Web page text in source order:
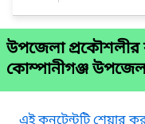
উপজেলা প্রকৌশলীর
কোম্পানীগঞ্জ